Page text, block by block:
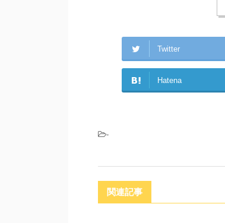
Twitter
Hatena
-
関連記事